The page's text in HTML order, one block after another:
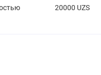
20000 UZS